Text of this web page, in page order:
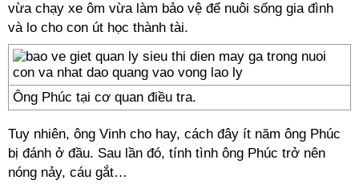
vừa chạy xe ôm vừa làm bảo vệ để nuôi sống gia đình
và lo cho con út học thành tài.
Ông Phúc tại cơ quan điều tra.
Tuy nhiên, ông Vinh cho hay, cách đây ít năm ông Phúc
bị đánh ở đầu. Sau lần đó, tính tình ông Phúc trở nên
nóng nảy, cáu gắt…